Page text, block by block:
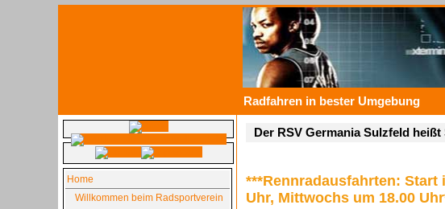
Radfahren in bester Umgebung
Home
Willkommen beim Radsportverein
Der RSV Germania Sulzfeld
***Rennradausfahrten: Start
Uhr, Mittwochs um 18.00